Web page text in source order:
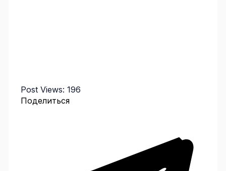
Post Views: 196
Поделиться